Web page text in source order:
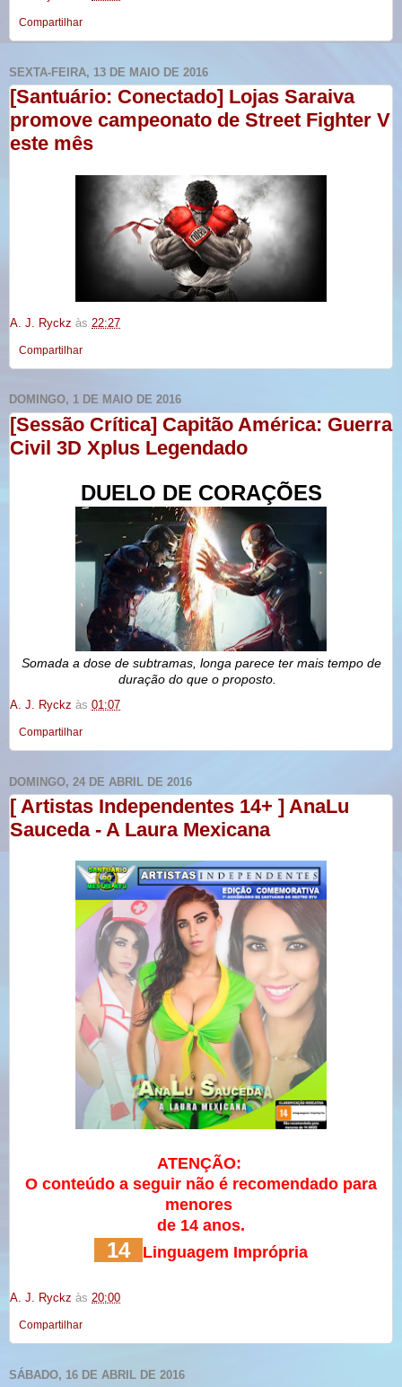
Compartilhar
SEXTA-FEIRA, 13 DE MAIO DE 2016
[Santuário: Conectado] Lojas Saraiva
promove campeonato de Street Fighter V
este mês
A. J. Ryckz às 22:27
Compartilhar
DOMINGO, 1 DE MAIO DE 2016
[Sessão Crítica] Capitão América: Guerra
Civil 3D Xplus Legendado
DUELO DE CORAÇÕES
Somada a dose de subtramas, longa parece ter mais tempo de
duração do que o proposto.
A. J. Ryckz às 01:07
Compartilhar
DOMINGO, 24 DE ABRIL DE 2016
[ Artistas Independentes 14+ ] AnaLu
Sauceda - A Laura Mexicana
ATENÇÃO:
O conteúdo a seguir não é recomendado para
menores
de 14 anos.
14 Linguagem Imprópria
A. J. Ryckz às 20:00
Compartilhar
SÁBADO, 16 DE ABRIL DE 2016